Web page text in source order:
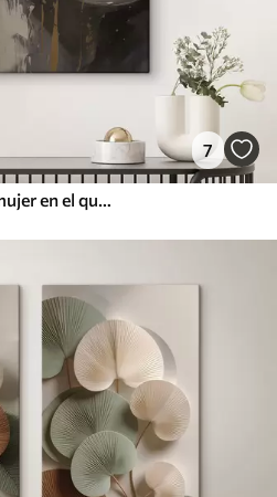
7
Retrato abstracto de una mujer en el que destacan los ojos y los labios cerrados, realizado en tonos blanco y negro con dinámicas pinceladas de colores cálidos